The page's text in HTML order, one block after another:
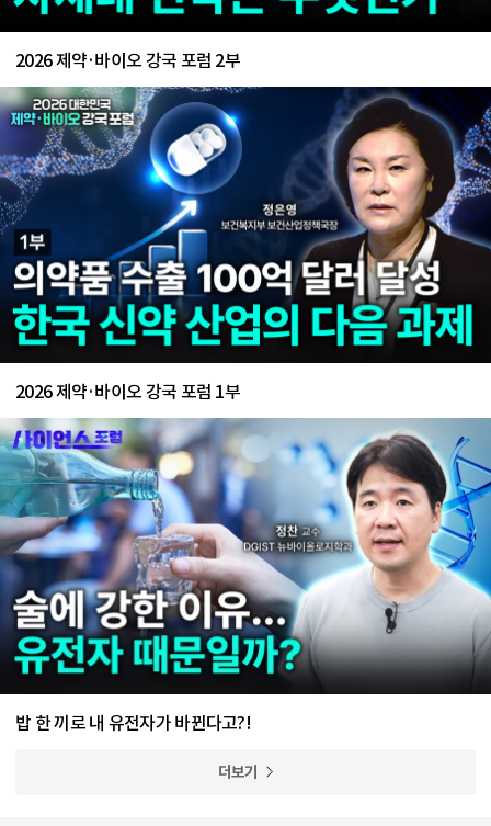
2026 제약·바이오 강국 포럼 2부
2026 제약·바이오 강국 포럼 1부
밥 한 끼로 내 유전자가 바뀐다고?!
더보기